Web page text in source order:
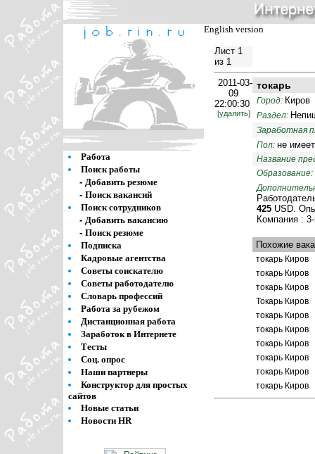
Работа
Поиск работы
- Добавить резюме
- Поиск вакансий
Поиск сотрудников
- Добавить вакансию
- Поиск резюме
Подписка
Кадровые агентства
Советы соискателю
Советы работодателю
Словарь профессий
Работа за рубежом
Дистанционная работа
Заработок в Интернете
Тесты
Соц. опрос
Наши партнеры
Конструктор для простых
сайтов
Новые статьи
Новости HR
English version
Лист 1
из 1
2011-03-
09
22:00:30
[удалить]
токарь
Город: Киров
Раздел:
Заработная
Пол: не
Название
Образование:
425 USD.
Компания :
Похожие
токарь Киров
токарь Киров
токарь Киров
Токарь Киров
токарь Киров
токарь Киров
токарь Киров
токарь Киров
токарь Киров
токарь Киров